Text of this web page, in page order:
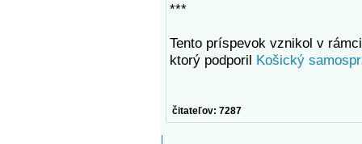
***
Tento príspevok vznikol v
ktorý podporil Košický
čitateľov: 7287